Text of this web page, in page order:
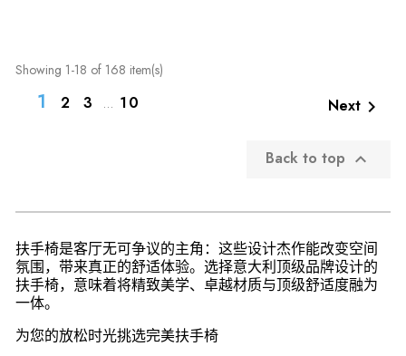
Showing 1-18 of 168 item(s)
1 2 3 … 10 Next
Back to top 
扶手椅是客厅无可争议的主角：这些设计杰作能改变空间
氛围，带来真正的舒适体验。选择意大利顶级品牌设计的
扶手椅，意味着将精致美学、卓越材质与顶级舒适度融为
一体。
为您的放松时光挑选完美扶手椅